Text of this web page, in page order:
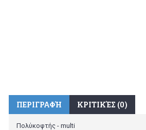
ΠΕΡΙΓΡΑΦΉ ΚΡΙΤΙΚΈΣ (0)
Πολύκοφτής - multi